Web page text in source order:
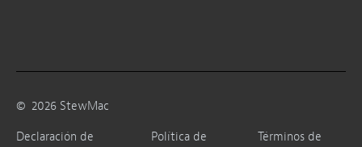
© 2026 StewMac
Declaración de
Política de
Términos de